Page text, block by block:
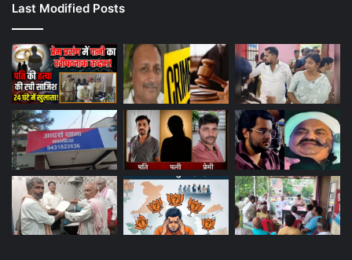
Last Modified Posts